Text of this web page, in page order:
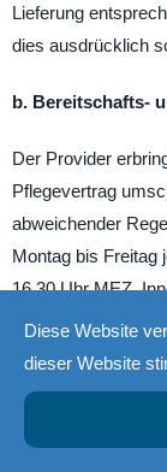
Lieferung
dies ausdrücklich
b. Bereitschafts-
Der Provider
Pflegevertrag
abweichender
Montag bis Freitag
16.30 Uhr MEZ.
im Pflegevertrag
(Single Point of
oder E-Mail an
Diese Website
dieser Website